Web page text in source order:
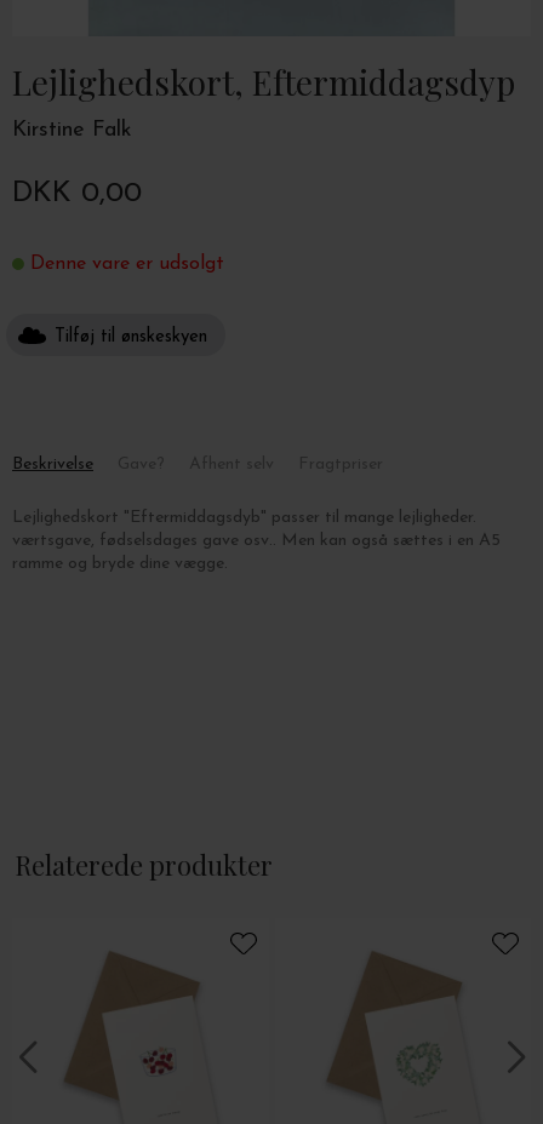
Lejlighedskort, Eftermiddagsdyp
Kirstine Falk
DKK 0,00
Denne vare er udsolgt
Tilføj til ønskeskyen
Beskrivelse
Lejlighedskort "Eftermiddagsdyb" passer til mange lejligheder.
værtsgave, fødselsdages gave osv.. Men kan også sættes i en A5
ramme og bryde dine vægge.
Relaterede produkter